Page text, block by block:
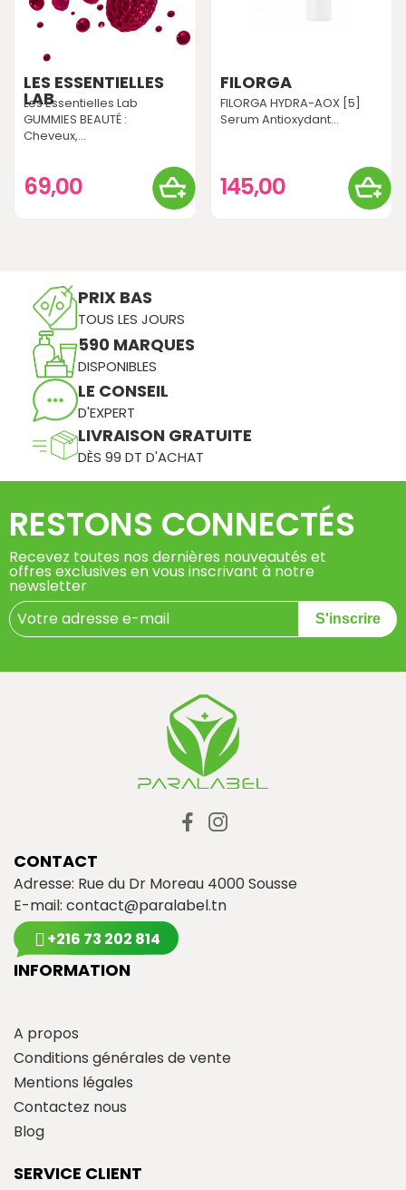
LES ESSENTIELLES
LAB
Les Essentielles Lab
GUMMIES BEAUTÉ :
Cheveux,...
69,00
FILORGA
FILORGA HYDRA-AOX [5]
Serum Antioxydant...
145,00
PRIX BAS
TOUS LES JOURS
590 MARQUES
DISPONIBLES
LE CONSEIL
D'EXPERT
LIVRAISON GRATUITE
DÈS 99 DT D'ACHAT
RESTONS CONNECTÉS
Recevez toutes nos dernières nouveautés et
offres exclusives en vous inscrivant à notre
newsletter
S'inscrire
CONTACT
Adresse: Rue du Dr Moreau 4000 Sousse
E-mail: contact@paralabel.tn
+216 73 202 814
INFORMATION
A propos
Conditions générales de vente
Mentions légales
Contactez nous
Blog
SERVICE CLIENT